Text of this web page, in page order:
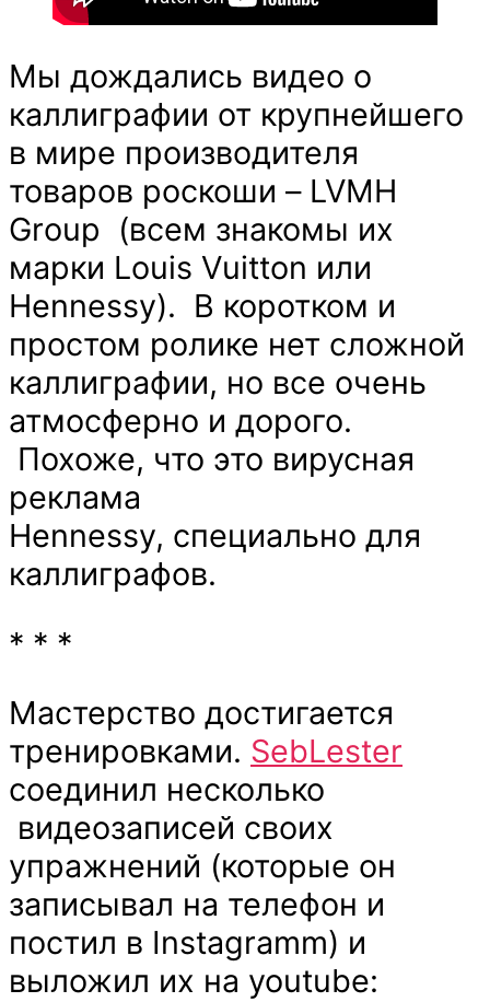
Мы дождались видео о
каллиграфии от крупнейшего
в мире производителя
товаров роскоши – LVMH
Group (всем знакомы их
марки Louis Vuitton или
Hennessy). В коротком и
простом ролике нет сложной
каллиграфии, но все очень
атмосферно и дорого.
Похоже, что это вирусная
реклама
Hennessy, специально для
каллиграфов.
* * *
Мастерство достигается
тренировками. SebLester
соединил несколько
видеозаписей своих
упражнений (которые он
записывал на телефон и
постил в Instagramm) и
выложил их на youtube: